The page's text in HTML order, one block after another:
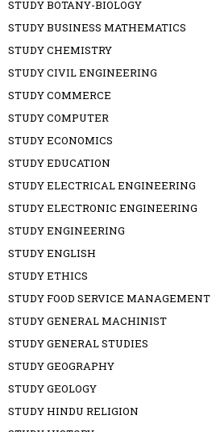
STUDY BOTANY-BIOLOGY
STUDY BUSINESS MATHEMATICS
STUDY CHEMISTRY
STUDY CIVIL ENGINEERING
STUDY COMMERCE
STUDY COMPUTER
STUDY ECONOMICS
STUDY EDUCATION
STUDY ELECTRICAL ENGINEERING
STUDY ELECTRONIC ENGINEERING
STUDY ENGINEERING
STUDY ENGLISH
STUDY ETHICS
STUDY FOOD SERVICE MANAGEMENT
STUDY GENERAL MACHINIST
STUDY GENERAL STUDIES
STUDY GEOGRAPHY
STUDY GEOLOGY
STUDY HINDU RELIGION